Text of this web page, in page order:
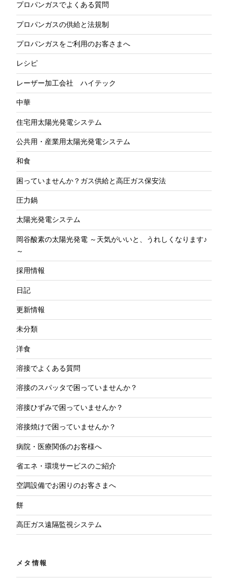
プロパンガスでよくある質問
プロパンガスの供給と法規制
プロパンガスをご利用のお客さまへ
レシピ
レーザー加工会社 ハイテック
中華
住宅用太陽光発電システム
公共用・産業用太陽光発電システム
和食
困っていませんか？ガス供給と高圧ガス保安法
圧力鍋
太陽光発電システム
岡谷酸素の太陽光発電 ～天気がいいと、うれしくなります♪
～
採用情報
日記
更新情報
未分類
洋食
溶接でよくある質問
溶接のスパッタで困っていませんか？
溶接ひずみで困っていませんか？
溶接焼けで困っていませんか？
病院・医療関係のお客様へ
省エネ・環境サービスのご紹介
空調設備でお困りのお客さまへ
餅
高圧ガス遠隔監視システム
メタ情報